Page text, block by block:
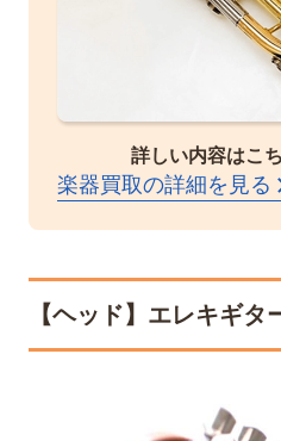
詳しい内容はこ
楽器買取の詳細を見る
【ヘッド】エレキギタ